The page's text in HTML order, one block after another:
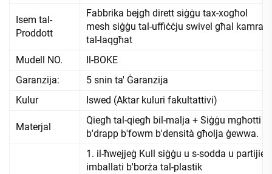
Isem tal-
Proddott
Fabbrika bejgħ dirett siġġu tax-xogħol
mesh siġġu tal-uffiċċju swivel għal kamra
tal-laqgħat
Mudell NO.
Il-BOKE
Garanzija:
5 snin ta' Ġaranzija
Kulur
Iswed (Aktar kuluri fakultattivi)
Materjal
Qiegħ tal-qiegħ bil-malja + Siġġu mgħotti
b'drapp b'fowm b'densità għolja ġewwa.
1. il-ħwejjeġ Kull siġġu u s-sodda u partijiet
imballati b'borża tal-plastik